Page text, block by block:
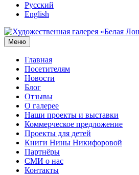
Русский
English
Меню
Главная
Посетителям
Новости
Блог
Отзывы
О галерее
Наши проекты и выставки
Коммерческое предложение
Проекты для детей
Книги Нины Никифоровой
Партнёры
СМИ о нас
Контакты